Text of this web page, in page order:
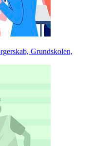
Grundskolen,